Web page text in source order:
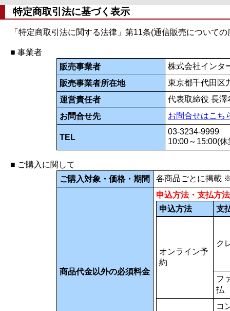
特定商取引法に基づく表示
「特定商取引法に関する法律」第11条(通信販売について
■ 事業者
販売事業者
株式会社インタ
販売事業者所在地
東京都千代田区
運営責任者
代表取締役 長澤
お問合せ先
お問合せはこち
TEL
03-3234-9999
10:00～15:00(
■ ご購入に関して
ご購入対象・価格・期間
各商品ごとに掲載
商品代金以外の必須料金
申込方法・支払方
申込方法
支
オンライン予
約
ク
フ
払
コ